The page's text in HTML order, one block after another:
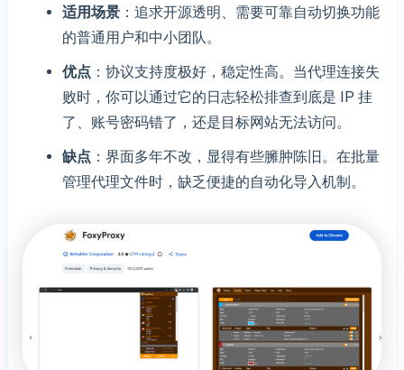
适用场景：追求开源透明、需要可靠自动切换功能
的普通用户和中小团队。
优点 ：协议支持度极好，稳定性高。当代理连接失
败时，你可以通过它的日志轻松排查到底是 IP 挂
了、账号密码错了，还是目标网站无法访问。
缺点 ：界面多年不改，显得有些臃肿陈旧。在批量
管理代理文件时，缺乏便捷的自动化导入机制。